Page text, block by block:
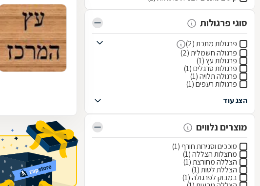
סוגי פרגולות
פרגולות מתכת (2)
פרגולה חשמלית (2)
פרגולות עץ (1)
פרגולות סרגלים (1)
פרגולה תלויה (1)
פרגולות רעפים (1)
הצג עוד
מוצרים נלווים
סוככים וסגירות חורף (1)
מחצלות הצללה (1)
הצללה מחורצת (1)
הצללת לטות (1)
במבוק לפרגולה (1)